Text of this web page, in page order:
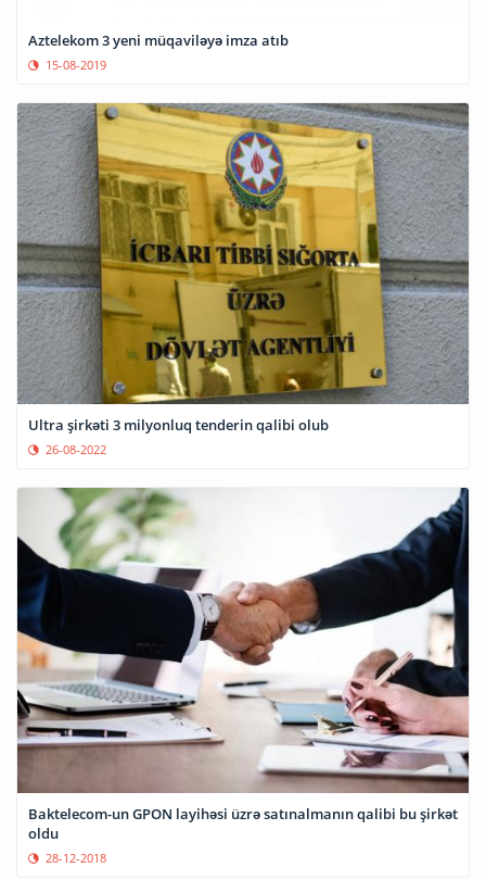
Aztelekom 3 yeni müqaviləyə imza atıb
15-08-2019
Ultra şirkəti 3 milyonluq tenderin qalibi olub
26-08-2022
Baktelecom-un GPON layihəsi üzrə satınalmanın qalibi bu şirkət
oldu
28-12-2018